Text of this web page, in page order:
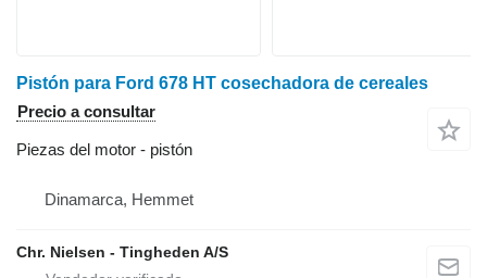
Pistón para Ford 678 HT cosechadora de cereales
Precio a consultar
Piezas del motor - pistón
Dinamarca, Hemmet
Chr. Nielsen - Tingheden A/S